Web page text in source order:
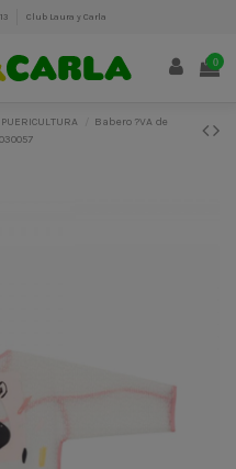
Club Laura y Carla
0
Babero ?VA de